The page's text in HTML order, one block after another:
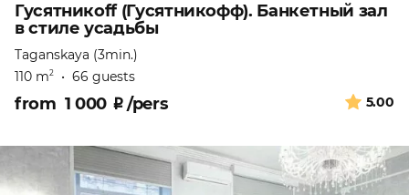
Гусятникоff (Гусятникофф). Банкетный зал
в стиле усадьбы
Taganskaya (3min.)
110 m2 • 66 guests
5.00
from 1 000 ₽/pers